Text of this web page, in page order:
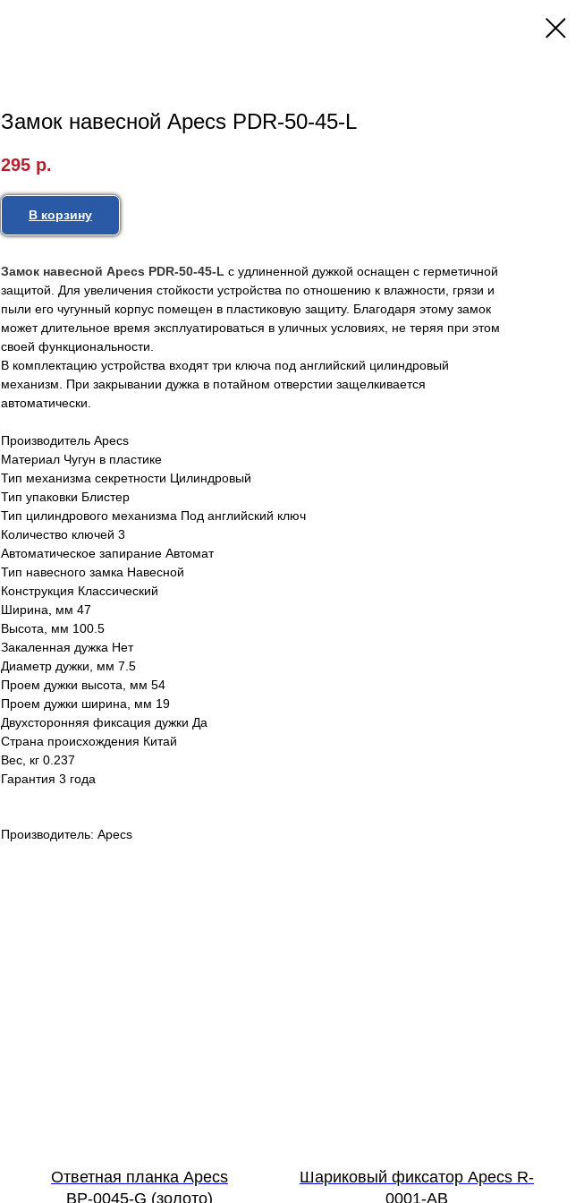
Замок навесной Apecs PDR-50-45-L
295 р.
В корзину
Замок навесной Apecs PDR-50-45-L с удлиненной дужкой оснащен с герметичной
защитой. Для увеличения стойкости устройства по отношению к влажности, грязи и
пыли его чугунный корпус помещен в пластиковую защиту. Благодаря этому замок
может длительное время эксплуатироваться в уличных условиях, не теряя при этом
своей функциональности.
В комплектацию устройства входят три ключа под английский цилиндровый
механизм. При закрывании дужка в потайном отверстии защелкивается
автоматически.
Производитель Apecs
Материал Чугун в пластике
Тип механизма секретности Цилиндровый
Тип упаковки Блистер
Тип цилиндрового механизма Под английский ключ
Количество ключей 3
Автоматическое запирание Автомат
Тип навесного замка Навесной
Конструкция Классический
Ширина, мм 47
Высота, мм 100.5
Закаленная дужка Нет
Диаметр дужки, мм 7.5
Проем дужки высота, мм 54
Проем дужки ширина, мм 19
Двухсторонняя фиксация дужки Да
Страна происхождения Китай
Вес, кг 0.237
Гарантия 3 года
Производитель: Apecs
Ответная планка Apecs
ВР-0045-G (золото)
Шариковый фиксатор Apecs R-
0001-AB